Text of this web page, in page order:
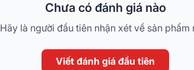
Chưa có đánh giá nào
Hãy là người đầu tiên nhận xét về sản phẩm
Viết đánh giá đầu tiên